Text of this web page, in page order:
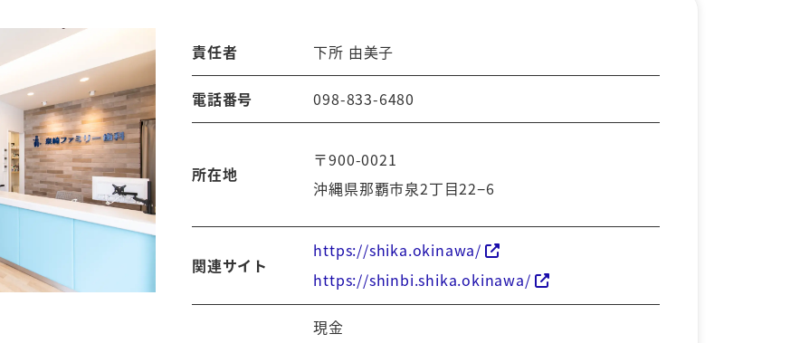
責任者 下所 由美子
電話番号 098-833-6480
所在地
〒900-0021
沖縄県那覇市泉2丁目22−6
関連サイト
https://shika.okinawa/
https://shinbi.shika.okinawa/
現金